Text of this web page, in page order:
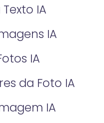
IA
IA
IA
da Foto IA​
IA